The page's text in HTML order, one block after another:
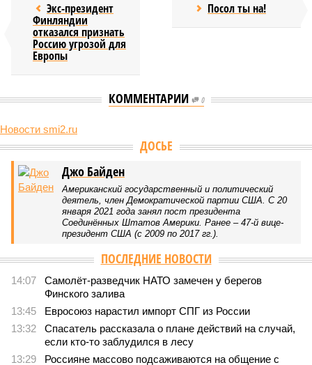
Экс-президент
Финляндии
отказался признать
Россию угрозой для
Европы
Посол ты на!
КОММЕНТАРИИ 0
Новости smi2.ru
В нескольких станциях от уже сданного
«Сказочного леса» пайщики ЖК «Станция Л» продолжают ждать от
компании Capital Group начала реальной достройки
В нескольких станциях от уже сданного «Сказочного
леса» пайщики ЖК «Станция Л» продолжают ждать от
компании Capital Group начала реальной достройки
«Станция ожидания» для дольщиков
В нескольких станциях от уже сданного «Сказочного леса» пайщики ЖК
«Станция Л» продолжают ждать от компании Capital Group начала
реальной достройки (изображение сгенерировано ИИ)